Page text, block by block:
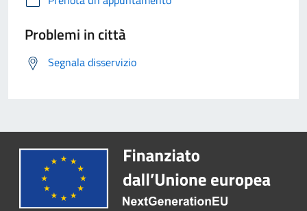
Problemi in città
Segnala disservizio